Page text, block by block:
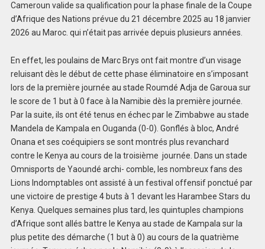
Cameroun valide sa qualification pour la phase finale de la Coupe
d’Afrique des Nations prévue du 21 décembre 2025 au 18 janvier
2026 au Maroc. qui n’était pas arrivée depuis plusieurs années.
En effet, les poulains de Marc Brys ont fait montre d’un visage
reluisant dès le début de cette phase éliminatoire en s’imposant
lors de la première journée au stade Roumdé Adja de Garoua sur
le score de 1 but à 0 face à la Namibie dès la première journée.
Par la suite, ils ont été tenus en échec par le Zimbabwe au stade
Mandela de Kampala en Ouganda (0-0). Gonflés à bloc, André
Onana et ses coéquipiers se sont montrés plus revanchard
contre le Kenya au cours de la troisième journée. Dans un stade
Omnisports de Yaoundé archi- comble, les nombreux fans des
Lions Indomptables ont assisté à un festival offensif ponctué par
une victoire de prestige 4 buts à 1 devant les Harambee Stars du
Kenya. Quelques semaines plus tard, les quintuples champions
d’Afrique sont allés battre le Kenya au stade de Kampala sur la
plus petite des démarche (1 but à 0) au cours de la quatrième